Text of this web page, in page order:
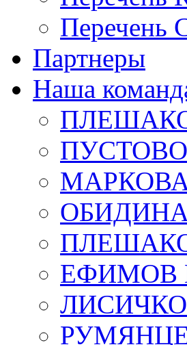
Перечень
Партнеры
Наша
МАРКОВА
ОБИДИНА
ЕФИМОВ
ЛИСИЧКО